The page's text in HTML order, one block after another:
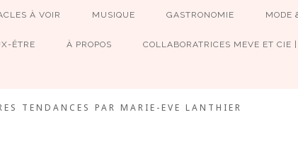
À VOIR MUSIQUE GASTRONOMIE MODE
ÊTRE À PROPOS COLLABORATRICES MEVE ET CIE
TENDANCES PAR MARIE-EVE LANTHIER